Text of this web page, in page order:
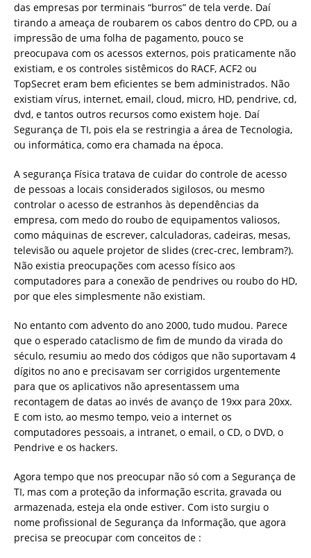
das empresas por terminais “burros” de tela verde. Daí
tirando a ameaça de roubarem os cabos dentro do CPD, ou a
impressão de uma folha de pagamento, pouco se
preocupava com os acessos externos, pois praticamente não
existiam, e os controles sistêmicos do RACF, ACF2 ou
TopSecret eram bem eficientes se bem administrados. Não
existiam vírus, internet, email, cloud, micro, HD, pendrive, cd,
dvd, e tantos outros recursos como existem hoje. Daí
Segurança de TI, pois ela se restringia a área de Tecnologia,
ou informática, como era chamada na época.
A segurança Física tratava de cuidar do controle de acesso
de pessoas a locais considerados sigilosos, ou mesmo
controlar o acesso de estranhos às dependências da
empresa, com medo do roubo de equipamentos valiosos,
como máquinas de escrever, calculadoras, cadeiras, mesas,
televisão ou aquele projetor de slides (crec-crec, lembram?).
Não existia preocupações com acesso físico aos
computadores para a conexão de pendrives ou roubo do HD,
por que eles simplesmente não existiam.
No entanto com advento do ano 2000, tudo mudou. Parece
que o esperado cataclismo de fim de mundo da virada do
século, resumiu ao medo dos códigos que não suportavam 4
dígitos no ano e precisavam ser corrigidos urgentemente
para que os aplicativos não apresentassem uma
recontagem de datas ao invés de avanço de 19xx para 20xx.
E com isto, ao mesmo tempo, veio a internet os
computadores pessoais, a intranet, o email, o CD, o DVD, o
Pendrive e os hackers.
Agora tempo que nos preocupar não só com a Segurança de
TI, mas com a proteção da informação escrita, gravada ou
armazenada, esteja ela onde estiver. Com isto surgiu o
nome profissional de Segurança da Informação, que agora
precisa se preocupar com conceitos de :